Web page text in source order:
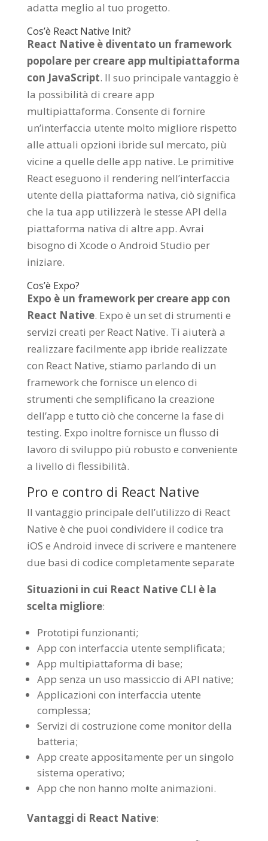
adatta meglio al tuo progetto.
Cos’è React Native Init?
React Native è diventato un framework
popolare per creare app multipiattaforma
con JavaScript. Il suo principale vantaggio è
la possibilità di creare app
multipiattaforma. Consente di fornire
un’interfaccia utente molto migliore rispetto
alle attuali opzioni ibride sul mercato, più
vicine a quelle delle app native. Le primitive
React eseguono il rendering nell’interfaccia
utente della piattaforma nativa, ciò significa
che la tua app utilizzerà le stesse API della
piattaforma nativa di altre app. Avrai
bisogno di Xcode o Android Studio per
iniziare.
Cos’è Expo?
Expo è un framework per creare app con
React Native. Expo è un set di strumenti e
servizi creati per React Native. Ti aiuterà a
realizzare facilmente app ibride realizzate
con React Native, stiamo parlando di un
framework che fornisce un elenco di
strumenti che semplificano la creazione
dell’app e tutto ciò che concerne la fase di
testing. Expo inoltre fornisce un flusso di
lavoro di sviluppo più robusto e conveniente
a livello di flessibilità.
Pro e contro di React Native
Il vantaggio principale dell’utilizzo di React
Native è che puoi condividere il codice tra
iOS e Android invece di scrivere e mantenere
due basi di codice completamente separate
Situazioni in cui React Native CLI è la
scelta migliore:
Prototipi funzionanti;
App con interfaccia utente semplificata;
App multipiattaforma di base;
App senza un uso massiccio di API native;
Applicazioni con interfaccia utente
complessa;
Servizi di costruzione come monitor della
batteria;
App create appositamente per un singolo
sistema operativo;
App che non hanno molte animazioni.
Vantaggi di React Native: